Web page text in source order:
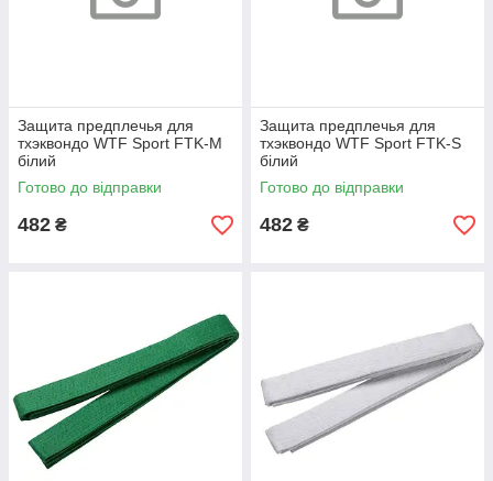
Защита предплечья для
тхэквондо WTF Sport FTK-M
білий
Готово до відправки
482 ₴
Защита предплечья для
тхэквондо WTF Sport FTK-S
білий
Готово до відправки
482 ₴